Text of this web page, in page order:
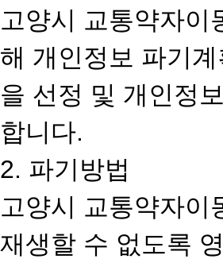
고양시 교통약자
해 개인정보 파기
을 선정 및 개인정
합니다.
2. 파기방법
고양시 교통약자
재생할 수 없도록